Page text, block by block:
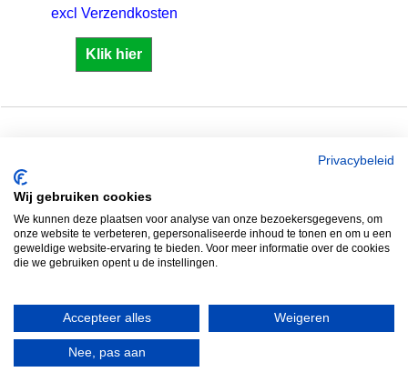
excl Verzendkosten
Klik hier
38
8243 RC Lelystad
Nederland
Informatie
Tel: +31 320 793011
Email: info@spero.nl
Winkelmandje
Voorwaarden
Winkelmandje
Privacybeleid
Wij gebruiken cookies
We kunnen deze plaatsen voor analyse van onze bezoekersgegevens, om
onze website te verbeteren, gepersonaliseerde inhoud te tonen en om u een
geweldige website-ervaring te bieden. Voor meer informatie over de cookies
die we gebruiken opent u de instellingen.
Accepteer alles Weigeren
Nee, pas aan